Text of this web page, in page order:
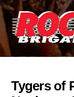
Skip
to
content
Tygers of